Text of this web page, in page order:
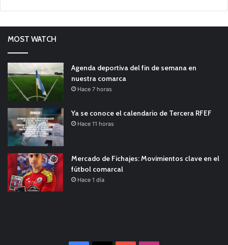
MOST WATCH
Agenda deportiva del fin de semana en
nuestra comarca
Hace 7 horas
Ya se conoce el calendario de Tercera RFEF
Hace 11 horas
Mercado de Fichajes: Movimientos clave en el
fútbol comarcal
Hace 1 día